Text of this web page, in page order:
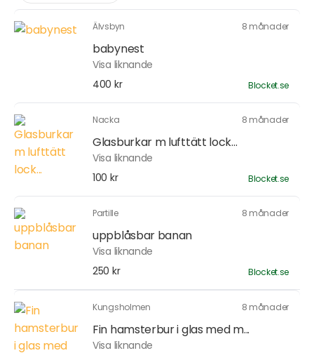
Älvsbyn 8 månader
babynest
Visa liknande
400 kr
Blocket.se
Nacka 8 månader
Glasburkar m lufttätt lock...
Visa liknande
100 kr
Blocket.se
Partille 8 månader
uppblåsbar banan
Visa liknande
250 kr
Blocket.se
Kungsholmen 8 månader
Fin hamsterbur i glas med m...
Visa liknande